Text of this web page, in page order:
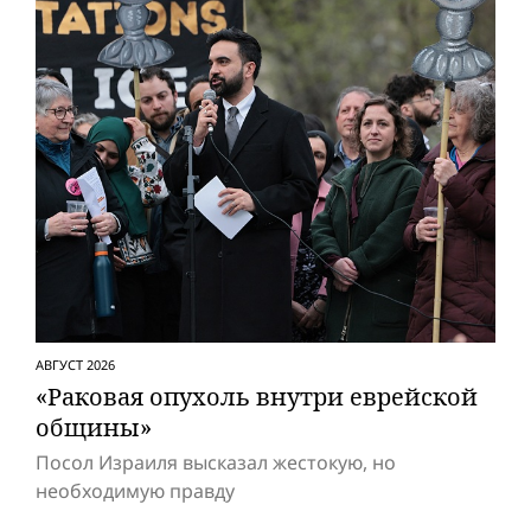
АВГУСТ 2026
«Раковая опухоль внутри еврейской
общины»
Посол Израиля высказал жестокую, но
необходимую правду